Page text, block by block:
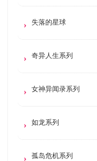
失落的星球
奇异人生系列
女神异闻录系列
如龙系列
孤岛危机系列